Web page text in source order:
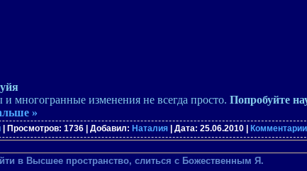
многогранные изменения не всегда просто. Попробуйте
»
| Просмотров: 1736 | Добавил: Наталия | Дата: 25.06.2010 |
в Высшее пространство, слиться с Божественным Я.